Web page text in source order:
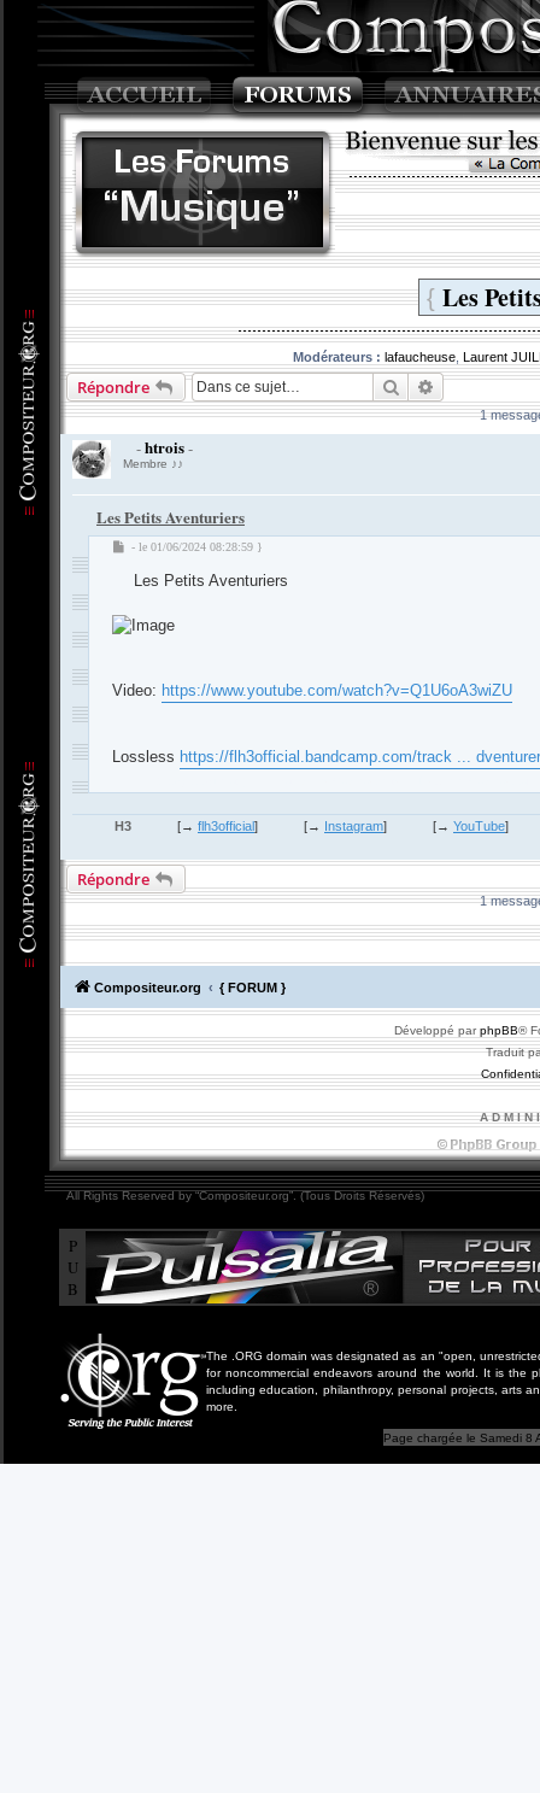
{ Les
Modérateurs : lafaucheuse Laurent
Répondre Rechercher
Recherche
1
-htrois-
Membre ♪♪
Les Petits Aventuriers
M
a
g
- le 01/06/2024 08:28:59 }
Les Petits Aventuriers
Video: https://www.youtube.com/watch?v=Q1U6oA3wiZU
Lossless https://flh3official.bandcamp.com/track ...
H3 [→ flh3official] [→ Instagram] [→ YouTube]
Répondre
1
Compositeur.org { FORUM }
Développé parphpBB®
Traduit
A D M I N
All Rights Reserved by “Compositeur.org”. (Tous Droits Réservés)
P
U
B
The .ORG domain was designated as an "open,
for noncommercial endeavors around the world. It is the
including education, philanthropy, personal projects, arts
more.
Page chargée le Samedi 8